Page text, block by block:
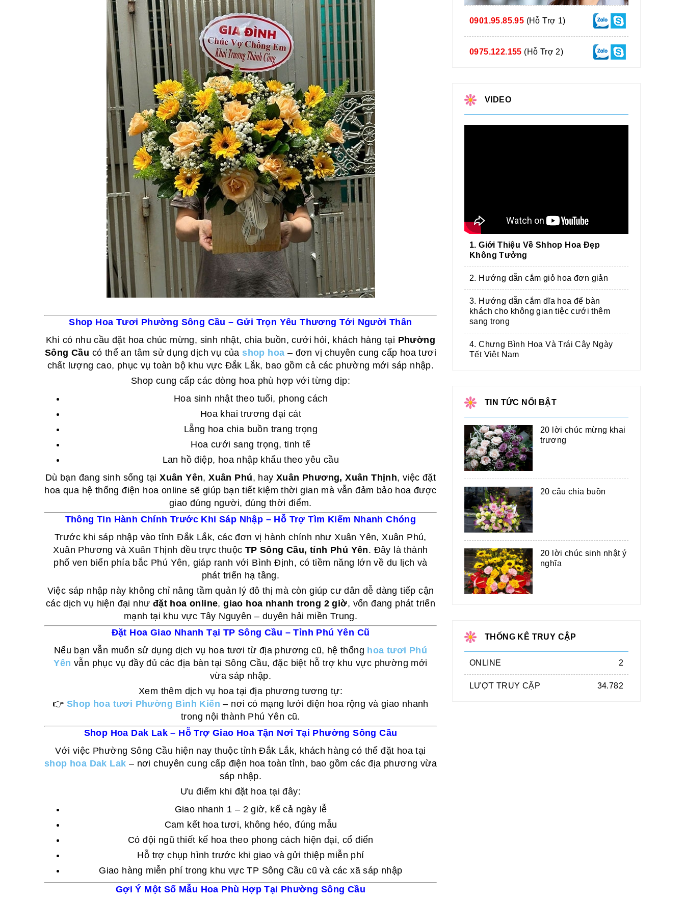
Shop Hoa Tươi Phường Sông Cầu – Gửi Trọn Yêu Thương Tới Người Thân
Khi có nhu cầu đặt hoa chúc mừng, sinh nhật, chia buồn, cưới hỏi, khách hàng tại Phường
Sông Cầu có thể an tâm sử dụng dịch vụ của shop hoa – đơn vị chuyên cung cấp hoa tươi
chất lượng cao, phục vụ toàn bộ khu vực Đắk Lắk, bao gồm cả các phường mới sáp nhập.
Shop cung cấp các dòng hoa phù hợp với từng dịp:
Hoa sinh nhật theo tuổi, phong cách
Hoa khai trương đại cát
Lẵng hoa chia buồn trang trọng
Hoa cưới sang trọng, tinh tế
Lan hồ điệp, hoa nhập khẩu theo yêu cầu
Dù bạn đang sinh sống tạiXuân Yên,Xuân Phú, hay Xuân Phương, Xuân Thịnh, việc đặt
hoa qua hệ thống điện hoa online sẽ giúp bạn tiết kiệm thời gian mà vẫn đảm bảo hoa được
giao đúng người, đúng thời điểm.
Thông Tin Hành Chính Trước Khi Sáp Nhập – Hỗ Trợ Tìm Kiếm Nhanh Chóng
Trước khi sáp nhập vào tỉnh Đắk Lắk, các đơn vị hành chính như Xuân Yên, Xuân Phú,
Xuân Phương và Xuân Thịnh đều trực thuộc TP Sông Cầu, tỉnh Phú Yên. Đây là thành
phố ven biển phía bắc Phú Yên, giáp ranh với Bình Định, có tiềm năng lớn về du lịch và
phát triển hạ tầng.
Việc sáp nhập này không chỉ nâng tầm quản lý đô thị mà còn giúp cư dân dễ dàng tiếp cận
các dịch vụ hiện đại như đặt hoa online,giao hoa nhanh trong 2 giờ, vốn đang phát triển
mạnh tại khu vực Tây Nguyên – duyên hải miền Trung.
Đặt Hoa Giao Nhanh Tại TP Sông Cầu – Tỉnh Phú Yên Cũ
Nếu bạn vẫn muốn sử dụng dịch vụ hoa tươi từ địa phương cũ, hệ thống hoa tươi Phú
Yên vẫn phục vụ đầy đủ các địa bàn tại Sông Cầu, đặc biệt hỗ trợ khu vực phường mới
vừa sáp nhập.
Xem thêm dịch vụ hoa tại địa phương tương tự:
👉 Shop hoa tươi Phường Bình Kiến – nơi có mạng lưới điện hoa rộng và giao nhanh
trong nội thành Phú Yên cũ.
Shop Hoa Dak Lak – Hỗ Trợ Giao Hoa Tận Nơi Tại Phường Sông Cầu
Với việc Phường Sông Cầu hiện nay thuộc tỉnh Đắk Lắk, khách hàng có thể đặt hoa tại
shop hoa Dak Lak – nơi chuyên cung cấp điện hoa toàn tỉnh, bao gồm các địa phương vừa
sáp nhập.
Ưu điểm khi đặt hoa tại đây:
Giao nhanh 1 – 2 giờ, kể cả ngày lễ
Cam kết hoa tươi, không héo, đúng mẫu
Có đội ngũ thiết kế hoa theo phong cách hiện đại, cổ điển
Hỗ trợ chụp hình trước khi giao và gửi thiệp miễn phí
Giao hàng miễn phí trong khu vực TP Sông Cầu cũ và các xã sáp nhập
Gợi Ý Một Số Mẫu Hoa Phù Hợp Tại Phường Sông Cầu
0901.95.85.95 (Hỗ Trợ 1)
0975.122.155 (Hỗ Trợ 2)
VIDEO
1. Giới Thiệu Về Shhop Hoa Đẹp
Không Tưởng
2. Hướng dẫn cắm giỏ hoa đơn giản
3. Hướng dẫn cắm dĩa hoa để bàn
khách cho không gian tiệc cưới thêm
sang trọng
4. Chưng Bình Hoa Và Trái Cây Ngày
Tết Việt Nam
TIN TỨC NỔI BẬT
20 lời chúc mừng khai
trương
20 câu chia buồn
20 lời chúc sinh nhật ý
nghĩa
THỐNG KÊ TRUY CẬP
ONLINE 2
LƯỢT TRUY CẬP 34.782